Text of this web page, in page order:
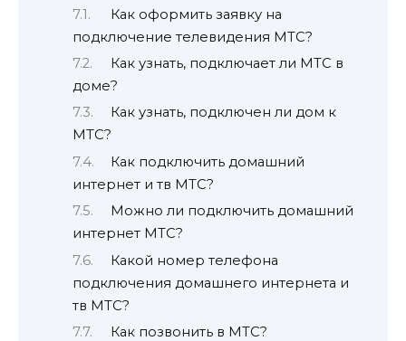
Как оформить заявку на
подключение телевидения МТС?
Как узнать, подключает ли МТС в
доме?
Как узнать, подключен ли дом к
МТС?
Как подключить домашний
интернет и тв МТС?
Можно ли подключить домашний
интернет МТС?
Какой номер телефона
подключения домашнего интернета и
тв МТС?
Как позвонить в МТС?